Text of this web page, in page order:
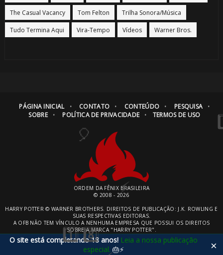
The Casual Vacancy Tom Felton Trilha Sonora/Música
Tudo Termina Aqui Vira-Tempo Vídeos Warner Bros.
PÁGINA INICIAL CONTATO CONTEÚDO
PESQUISA
SOBRE
POLÍTICA DE PRIVACIDADE TERMOS DE USO
ORDEM DA FÊNIX BRASILEIRA
© 2008 - 2026
HARRY POTTER © WARNER BROTHERS. DIREITOS DE PUBLICAÇÃO: J.K. ROWLING E
SUAS RESPECTIVAS EDITORAS.
A OFB NÃO TEM VÍNCULO A NENHUMA EMPRESA QUE POSSUI OS DIREITOS
SOBRE A MARCA "HARRY POTTER".
O site está completando 18 anos! Leia a nossa publicação
especial. 🎂⚡ ×